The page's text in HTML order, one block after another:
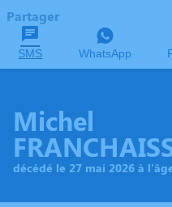
Partager
SMS WhatsApp
Michel
décédé le 27 mai 2026 à